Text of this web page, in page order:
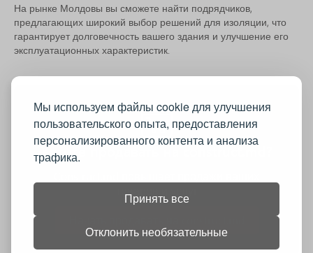
Мы используем файлы cookie для улучшения
пользовательского опыта, предоставления
персонализированного контента и анализа
трафика.
Принять все
Отклонить необязательные
На рынке Молдовы вы сможете найти подрядчиков,
предлагающих широкий выбор решений для изоляции, что
гарантирует долговечность вашего здания и улучшение его
эксплуатационных характеристик.
Хотите продавать на construct.md?